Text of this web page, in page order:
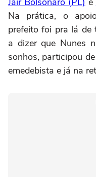
Na prática, o
prefeito foi pra lá de
a dizer que Nunes
sonhos, participou
emedebista e já na